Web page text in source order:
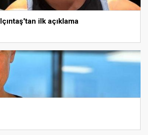
ilk açıklama